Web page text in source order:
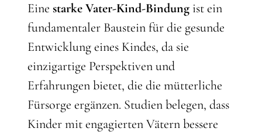
Eine starke Vater-Kind-Bindung ist ein
fundamentaler Baustein für die gesunde
Entwicklung eines Kindes, da sie
einzigartige Perspektiven und
Erfahrungen bietet, die die mütterliche
Fürsorge ergänzen. Studien belegen, dass
Kinder mit engagierten Vätern bessere